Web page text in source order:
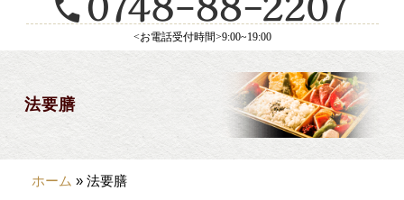
<お電話受付時間>9:00~19:00
法要膳
会議・セミナー弁当
製薬会社様向け
観光・行楽
ホーム »法要膳